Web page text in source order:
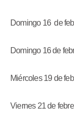
Domingo 16 de
Domingo 16 de
Miércoles 19 de
Viernes 21 de